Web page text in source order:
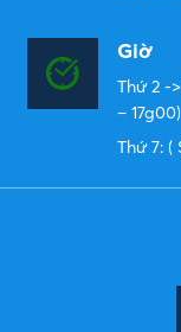
Giờ
Thứ 2 -
– 17g00)
Thứ 7: (